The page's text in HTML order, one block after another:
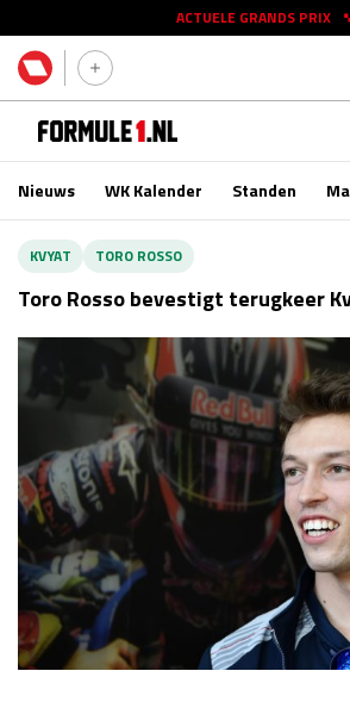
ACTUELE GRANDS PRIX
Race
GP AZERBEIDZJAN 2026
Kwalificatie
Race
GP SINGAPORE 2026
Kwalificatie
Race
GP VERENIGDE STATEN 2026
Nieuws WK Kalender Standen
KVYAT TORO ROSSO
Toro Rosso bevestigt terugkeer